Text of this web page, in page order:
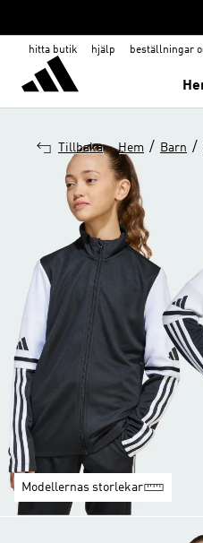
hitta butik hjälp beställningar
Tillbaka Hem / Barn /
Modellernas storlekar